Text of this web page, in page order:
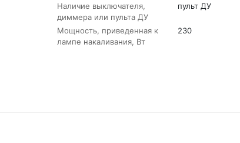
Наличие выключателя,
диммера или пульта ДУ
пульт ДУ
Мощность, приведенная к
лампе накаливания, Вт
230